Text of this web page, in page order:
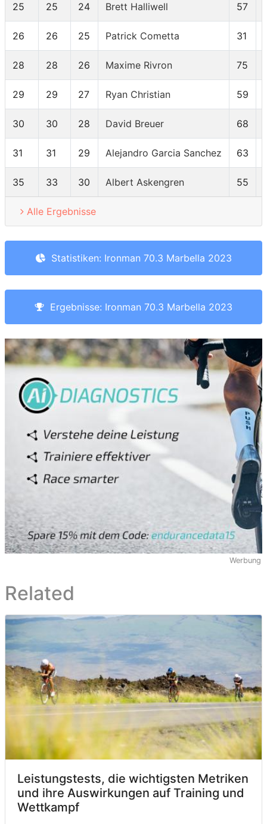
25 25 24 Brett Halliwell 57
26 26 25 Patrick Cometta 31
28 28 26 Maxime Rivron 75
29 29 27 Ryan Christian 59
30 30 28 David Breuer 68
31 31 29 Alejandro Garcia Sanchez 63
35 33 30 Albert Askengren 55
Alle Ergebnisse
Statistiken: Ironman 70.3 Marbella 2023
Ergebnisse: Ironman 70.3 Marbella 2023
Werbung
Related
Leistungstests, die wichtigsten Metriken
und ihre Auswirkungen auf Training und
Wettkampf